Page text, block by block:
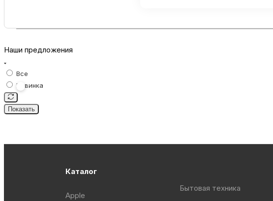
Наши предложения
Все
Новинка
Показать
Каталог
Apple
Бытовая техника